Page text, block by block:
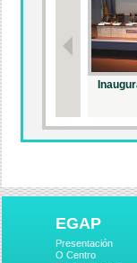
EGAP
Presentación
O Centro